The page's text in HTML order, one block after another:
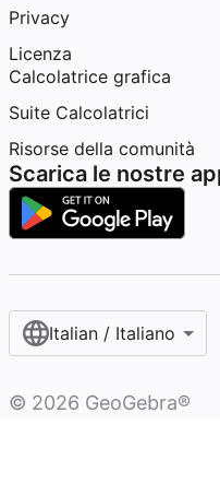
Privacy
Licenza
Calcolatrice grafica
Suite Calcolatrici
Risorse della comunità
Scarica le nostre
Italian / Italiano‎
© 2026 GeoGebra®